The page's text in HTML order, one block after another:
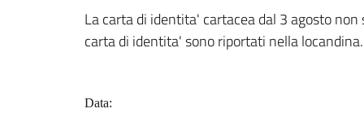
Dettagli della
La carta di identita' cartacea dal 3 agosto
carta di identita' sono riportati nella locandina.
Data: